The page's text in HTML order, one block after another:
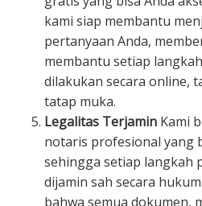
kami siap membantu
pertanyaan Anda,
membantu setiap
dilakukan secara online,
tatap muka.
Legalitas Terjamin Kami
notaris profesional yang
sehingga setiap langkah
dijamin sah secara
bahwa semua dokumen,